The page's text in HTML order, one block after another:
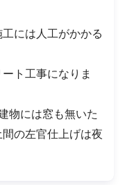
には人工がかかる
ト工事になりま
物には窓も無いた
の左官仕上げは夜